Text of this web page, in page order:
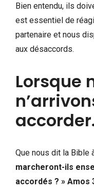
Bien entendu, ils
est essentiel de
partenaire et nous
aux désaccords.
Lorsque
Que nous dit la Bible
marcheront-ils
accordés ? » Amos